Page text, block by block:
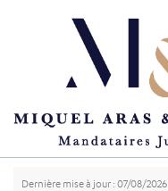
Dernière mise à jour : 07/08/2026